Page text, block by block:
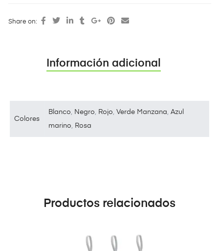
Share on:
Información adicional
Colores
Blanco, Negro, Rojo,Verde Manzana,Azul
marino, Rosa
Productos relacionados